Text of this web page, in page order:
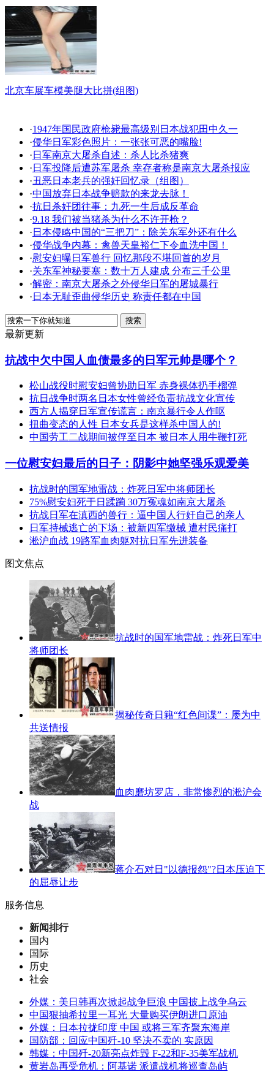
北京车展车模美腿大比拼(组图)
·1947年国民政府枪毙最高级别日本战犯田中久一
·侵华日军彩色照片：一张张可恶的嘴脸!
· 日军南京大屠杀自述：杀人比杀猪爽
· 日军投降后遭苏军屠杀 幸存者称是南京大屠杀报应
·丑恶日本老兵的强奸回忆录（组图）
·中国放弃日本战争赔款的来龙去脉！
·抗日杀奸团往事：九死一生后成反革命
·9.18 我们被当猪杀为什么不许开枪？
· 日本侵略中国的“三把刀”：除关东军外还有什么
·侵华战争内幕：禽兽天皇裕仁下令血洗中国！
·慰安妇曝日军兽行 回忆那段不堪回首的岁月
·关东军神秘要塞：数十万人建成 分布三千公里
·解密：南京大屠杀之外侵华日军的屠城暴行
· 日本无耻歪曲侵华历史 称责任都在中国
最新更新
抗战中欠中国人血债最多的日军元帅是哪个？
松山战役时慰安妇曾协助日军 赤身裸体扔手榴弹
抗日战争时两名日本女性曾经负责抗战文化宣传
西方人揭穿日军宣传谎言：南京暴行令人作呕
扭曲变态的人性 日本女兵是这样杀中国人的!
中国劳工二战期间被俘至日本 被日本人用牛鞭打死
一位慰安妇最后的日子：阴影中她坚强乐观爱美
抗战时的国军地雷战：炸死日军中将师团长
75%慰安妇死于日蹂躏 30万冤魂如南京大屠杀
抗战日军在滇西的兽行：逼中国人行奸自己的亲人
日军持械逃亡的下场：被新四军缴械 遭村民痛打
淞沪血战 19路军血肉躯对抗日军先进装备
图文焦点
抗战时的国军地雷战：炸死日军中
将师团长
揭秘传奇日籍“红色间谍”：屡为中
共送情报
血肉磨坊罗店，非常惨烈的淞沪会
战
蒋介石对日"以德报怨"?日本压迫下
的屈辱让步
服务信息
新闻排行
国内
国际
历史
社会
外媒：美日韩再次掀起战争巨浪 中国披上战争乌云
中国狠抽希拉里一耳光 大量购买伊朗进口原油
外媒：日本拉拢印度 中国 或将三军齐聚东海岸
国防部：回应中国歼-10 坚决不卖的 实原因
韩媒：中国歼-20新亮点炸毁 F-22和F-35美军战机
黄岩岛再受危机：阿基诺 派遣战机将巡查岛屿